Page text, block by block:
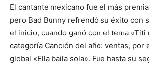
El cantante mexicano fue el más
pero Bad Bunny refrendó su éxito con
el inicio, cuando ganó con el tema «Titi
categoría Canción del año: ventas, por
global «Ella baila sola». Fue hasta su